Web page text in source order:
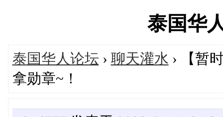
泰国华
泰国华人论坛 › 聊天灌水 › 【暂
拿勋章~！